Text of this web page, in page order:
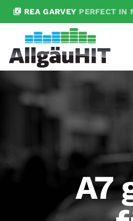
library_music REA GARVEY PERFECT IN
A7